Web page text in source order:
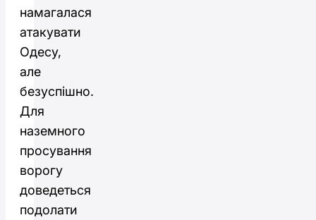
намагалася
атакувати
Одесу,
але
безуспішно.
Для
наземного
просування
ворогу
доведеться
подолати